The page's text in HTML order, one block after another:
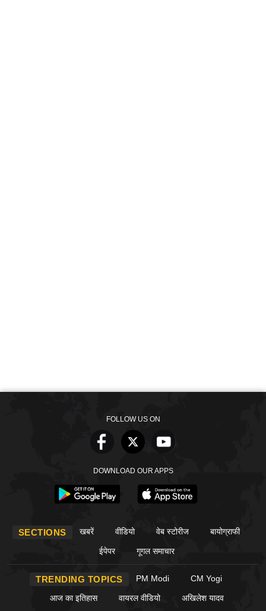
FOLLOW US ON
DOWNLOAD OUR APPS
SECTIONS खबरें वीडियो वेब स्टोरीज बायोग्राफी
ईपेपर गूगल समाचार
TRENDING TOPICS PM Modi CM Yogi
आज का इतिहास वायरल वीडियो अखिलेश यादव